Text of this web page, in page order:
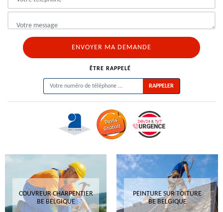
ÊTRE RAPPELÉ
COUVREUR CHARPENTIER
BE BELGIQUE
PEINTURE SUR TOITURE
BE BELGIQUE